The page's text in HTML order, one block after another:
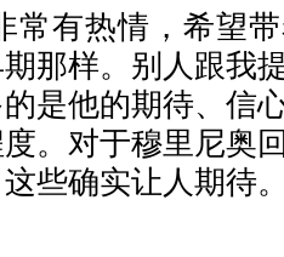
常有热情，希望
那样。别人跟我
是他的期待、信
。对于穆里尼奥
些确实让人期待